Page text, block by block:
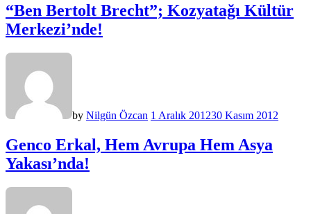
“Ben Bertolt Brecht”; Kozyatağı Kültür
Merkezi’nde!
by Nilgün Özcan 1 Aralık 201230 Kasım 2012
Genco Erkal, Hem Avrupa Hem Asya
Yakası’nda!